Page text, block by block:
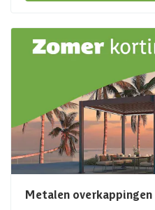
Metalen overkappingen